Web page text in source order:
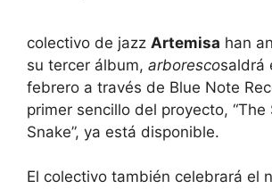
colectivo de jazz Artemisa han
su tercer álbum, arborescosaldrá
febrero a través de Blue Note
primer sencillo del proyecto, “The
Snake”, ya está disponible.
El colectivo también celebrará el